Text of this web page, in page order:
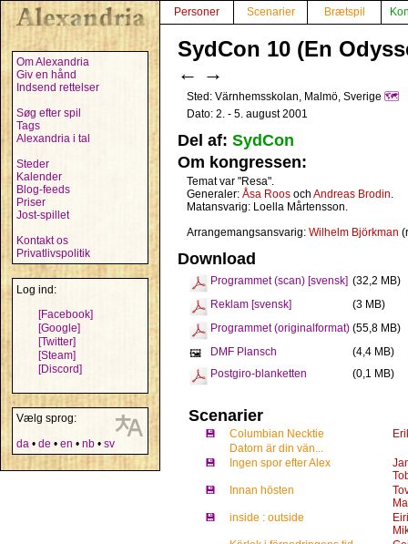
Om Alexandria
Giv en hånd
Indsend rettelser
Søg efter spil
Tags
Alexandria i tal
Steder
Kalender
Blog-feeds
Priser
Jost-spillet
Kontakt os
Privatlivspolitik
Log ind:
[Facebook]
[Google]
[Twitter]
[Steam]
[Discord]
Vælg sprog:
da • de • en • nb • sv
Personer Scenarier Brætspil
SydCon 10 (En
← →
Sted: Värnhemsskolan, Malmö, Sverige 🗺️
Dato: 2. - 5. august 2001
Del af: SydCon
Om kongressen:
Temat var "Resa".
Generaler: Åsa Roos och Andreas Brodin.
Matansvarig: Loella Mårtensson.
Arrangemangsansvarig: Wilhelm Björkman
Download
Programmet (scan) [svensk] (32,2 MB)
Reklam [svensk]
(3 MB)
Programmet (originalformat) (55,8 MB)
🖼️
DMF Plansch
(4,4 MB)
Postgiro-blanketten
(0,1 MB)
Scenarier
💾 Columbian Necktie
Datorn är din vän...
💾
Ingen spor efter Alex
💾
Innan hösten
💾
inside : outside